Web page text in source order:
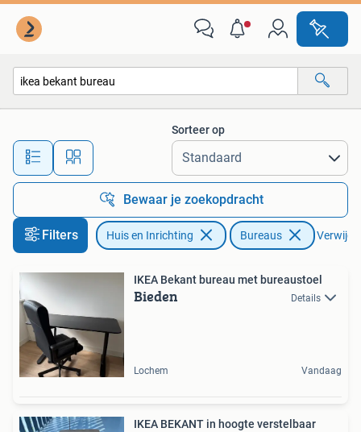
Alle afstanden…
Sorteer op
Bewaar je zoekopdracht
Filters Huis en Inrichting Bureaus
IKEA Bekant bureau met bureaustoel
Bieden Details
Lochem Vandaag
IKEA BEKANT in hoogte verstelbaar